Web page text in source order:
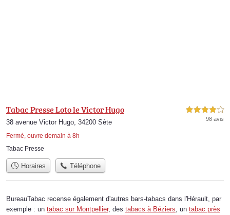
Tabac Presse Loto le Victor Hugo
38 avenue Victor Hugo, 34200 Sète
Fermé, ouvre demain à 8h
4,0 étoiles sur 5
98 avis
Tabac Presse
Horaires Téléphone
BureauTabac recense également d'autres bars-tabacs dans l'Hérault, par
exemple : un tabac sur Montpellier, des tabacs à Béziers, un tabac près